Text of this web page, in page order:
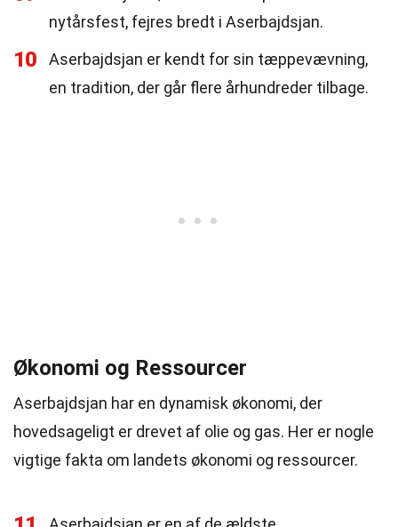
nytårsfest, fejres bredt i Aserbajdsjan.
10
Aserbajdsjan er kendt for sin tæppevævning,
en tradition, der går flere århundreder tilbage.
Økonomi og Ressourcer
Aserbajdsjan har en dynamisk økonomi, der
hovedsageligt er drevet af olie og gas. Her er nogle
vigtige fakta om landets økonomi og ressourcer.